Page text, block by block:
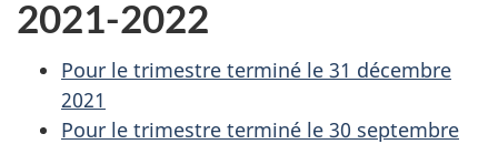
2021-2022
Pour le trimestre terminé le 31 décembre
2021
Pour le trimestre terminé le 30 septembre